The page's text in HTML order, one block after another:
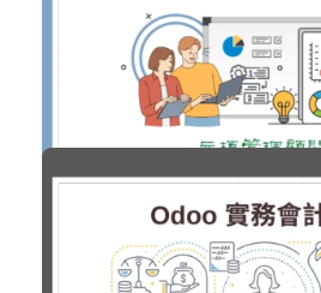
購買後有效期限：課程下架時
861
14
Odoo 財務報表規劃進階班
Odoo 課程
購買後有效期限：課程下架時